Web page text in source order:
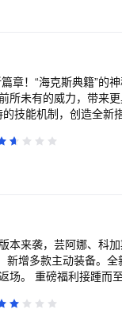
章！“海克斯典籍”
，带来更具统治力的战斗
技能机制，创造全新
打造属于你的巅峰阵容！ 【
本来袭，芸阿娜、科
增多款主动装备。
。 重磅福利接踵而